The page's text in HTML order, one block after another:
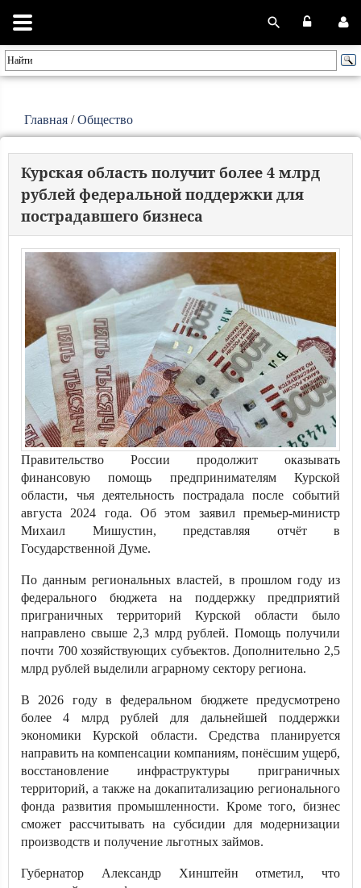
Главная /Общество
Курская область получит более 4 млрд
рублей федеральной поддержки для
пострадавшего бизнеса
Правительство России продолжит оказывать
финансовую помощь предпринимателям Курской
области, чья деятельность пострадала после событий
августа 2024 года. Об этом заявил премьер-министр
Михаил Мишустин, представляя отчёт в
Государственной Думе.
По данным региональных властей, в прошлом году из
федерального бюджета на поддержку предприятий
приграничных территорий Курской области было
направлено свыше 2,3 млрд рублей. Помощь получили
почти 700 хозяйствующих субъектов. Дополнительно 2,5
млрд рублей выделили аграрному сектору региона.
В 2026 году в федеральном бюджете предусмотрено
более 4 млрд рублей для дальнейшей поддержки
экономики Курской области. Средства планируется
направить на компенсации компаниям, понёсшим ущерб,
восстановление инфраструктуры приграничных
территорий, а также на докапитализацию регионального
фонда развития промышленности. Кроме того, бизнес
сможет рассчитывать на субсидии для модернизации
производств и получение льготных займов.
Губернатор Александр Хинштейн отметил, что